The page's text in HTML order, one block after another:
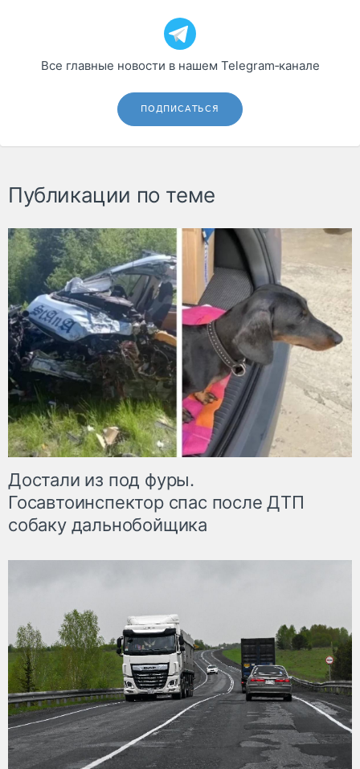
Все главные новости в нашем Telegram‑канале
ПОДПИСАТЬСЯ
Публикации по теме
Достали из под фуры.
Госавтоинспектор спас после ДТП
собаку дальнобойщика